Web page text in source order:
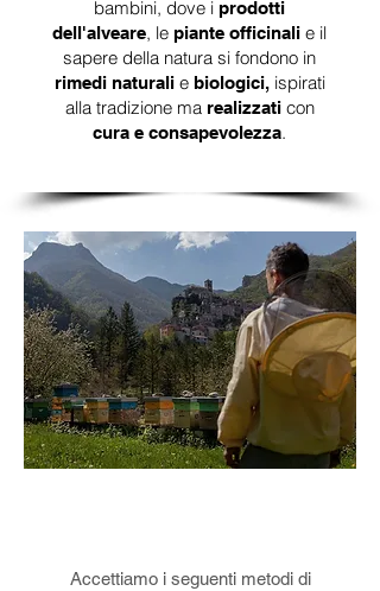
bambini, dove i prodotti
dell'alveare, le piante officinali e il
sapere della natura si fondono in
rimedi naturalie biologici,ispirati
alla tradizione ma realizzaticon
cura e consapevolezza.
Accettiamo i seguenti metodi di